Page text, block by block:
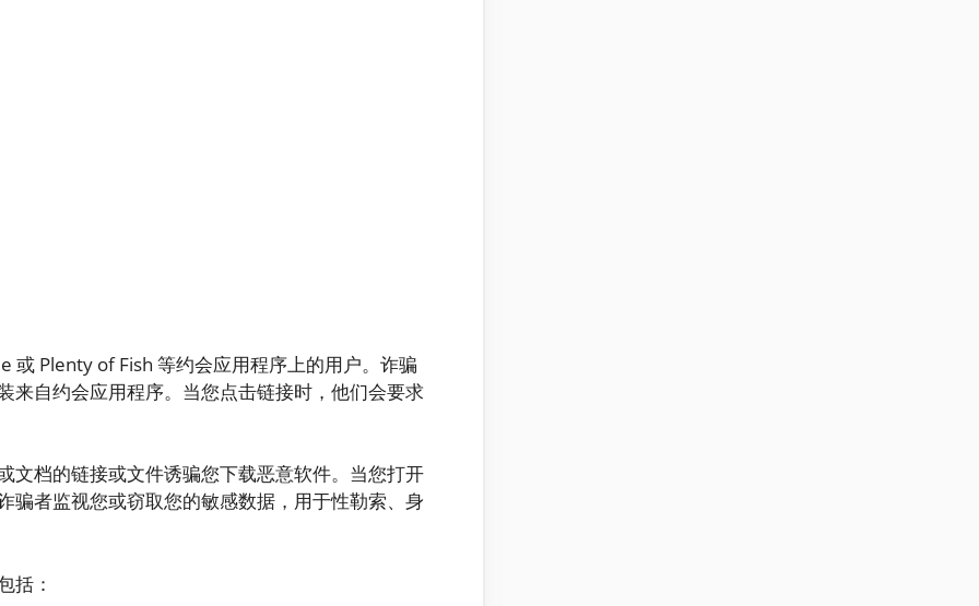
或 Plenty of Fish 等约会应用程序上的用户。诈骗
来自约会应用程序。当您点击链接时，他们会要求
文档的链接或文件诱骗您下载恶意软件。当您打开
骗者监视您或窃取您的敏感数据，用于性勒索、身
括：